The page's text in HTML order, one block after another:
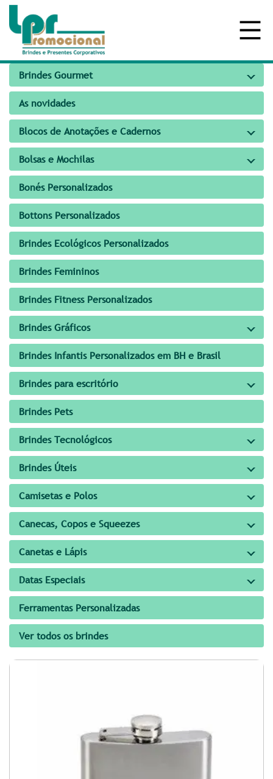
Brindes Gourmet
As novidades
Blocos de Anotações e Cadernos
Bolsas e Mochilas
Bonés Personalizados
Bottons Personalizados
Brindes Ecológicos Personalizados
Brindes Femininos
Brindes Fitness Personalizados
Brindes Gráficos
Brindes Infantis Personalizados em BH e Brasil
Brindes para escritório
Brindes Pets
Brindes Tecnológicos
Brindes Úteis
Camisetas e Polos
Canecas, Copos e Squeezes
Canetas e Lápis
Datas Especiais
Ferramentas Personalizadas
Ver todos os brindes